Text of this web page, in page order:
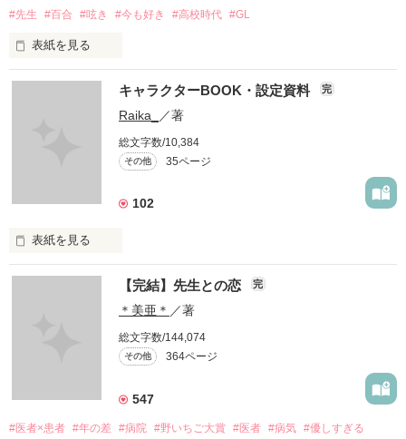
#先生 #百合 #呟き #今も好き #高校時代 #GL
表紙を見る
2015年5月
進学して2ヶ月目｡たまに貴女のことを思い出す…
ふと思ったことを書いていきます
百合要素含みます。苦手な方は回れ右をお願いします
2017年 1月21日
仮完結しました！
評価､カンタン感想､感想お待ちしております･:*+.\(( °ω° ))/.:+
作品を読む
キャラクターBOOK・設定資料 完
Raika_ ／著
総文字数/10,384
その他 35ページ
102
表紙を見る
野いちごに書いた作品のキャラクターbook・設定資料を作りま
【完結】先生との恋 完
＊美亜＊ ／著
総文字数/144,074
その他 364ページ
547
#医者×患者 #年の差 #病院 #野いちご大賞 #医者 #病気 #優しすぎる